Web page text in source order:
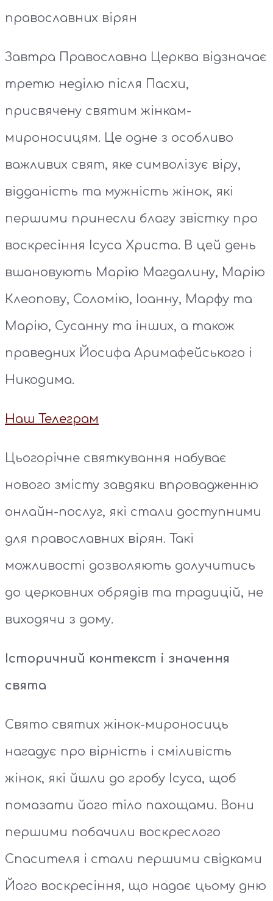
православних вірян
Завтра Православна Церква відзначає
третю неділю після Пасхи,
присвячену святим жінкам-
мироносицям. Це одне з особливо
важливих свят, яке символізує віру,
відданість та мужність жінок, які
першими принесли благу звістку про
воскресіння Ісуса Христа. В цей день
вшановують Марію Магдалину, Марію
Клеопову, Соломію, Іоанну, Марфу та
Марію, Сусанну та інших, а також
праведних Йосифа Аримафейського і
Никодима.
Наш Телеграм
Цьогорічне святкування набуває
нового змісту завдяки впровадженню
онлайн-послуг, які стали доступними
для православних вірян. Такі
можливості дозволяють долучитись
до церковних обрядів та традицій, не
виходячи з дому.
Історичний контекст і значення
свята
Свято святих жінок-мироносиць
нагадує про вірність і сміливість
жінок, які йшли до гробу Ісуса, щоб
помазати його тіло пахощами. Вони
першими побачили воскреслого
Спасителя і стали першими свідками
Його воскресіння, що надає цьому дню